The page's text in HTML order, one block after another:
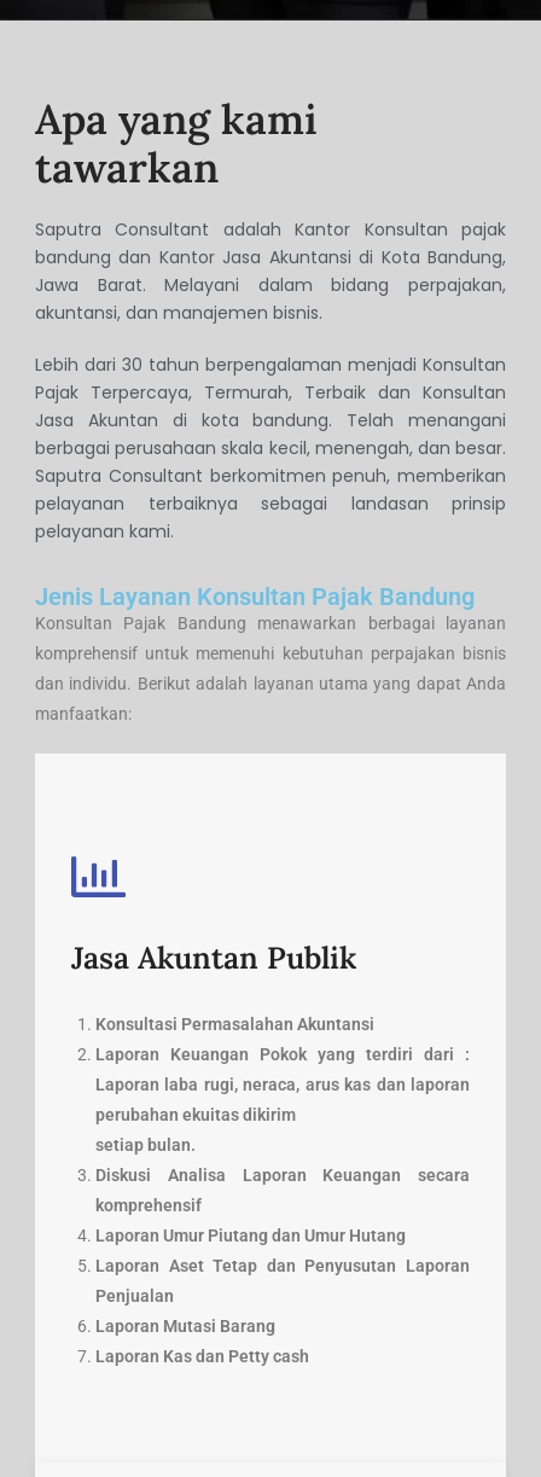
Apa yang kami
tawarkan
Saputra Consultant adalah Kantor Konsultan pajak
bandung dan Kantor Jasa Akuntansi di Kota Bandung,
Jawa Barat. Melayani dalam bidang perpajakan,
akuntansi, dan manajemen bisnis.
Lebih dari 30 tahun berpengalaman menjadi Konsultan
Pajak Terpercaya, Termurah, Terbaik dan Konsultan
Jasa Akuntan di kota bandung. Telah menangani
berbagai perusahaan skala kecil, menengah, dan besar.
Saputra Consultant berkomitmen penuh, memberikan
pelayanan terbaiknya sebagai landasan prinsip
pelayanan kami.
Jenis Layanan Konsultan Pajak Bandung
Konsultan Pajak Bandung menawarkan berbagai layanan
komprehensif untuk memenuhi kebutuhan perpajakan bisnis
dan individu. Berikut adalah layanan utama yang dapat Anda
manfaatkan:
Jasa Akuntan Publik
Konsultasi Permasalahan Akuntansi
Laporan Keuangan Pokok yang terdiri dari :
Laporan laba rugi, neraca, arus kas dan laporan
perubahan ekuitas dikirim
setiap bulan.
Diskusi Analisa Laporan Keuangan secara
komprehensif
Laporan Umur Piutang dan Umur Hutang
Laporan Aset Tetap dan Penyusutan Laporan
Penjualan
Laporan Mutasi Barang
Laporan Kas dan Petty cash